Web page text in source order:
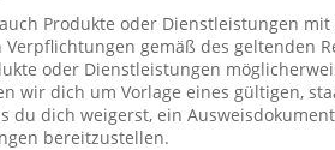
Produkte oder Dienstleistungen
Verpflichtungen gemäß des geltenden
oder Dienstleistungen
wir dich um Vorlage eines gültigen,
du dich weigerst, ein
bereitzustellen.